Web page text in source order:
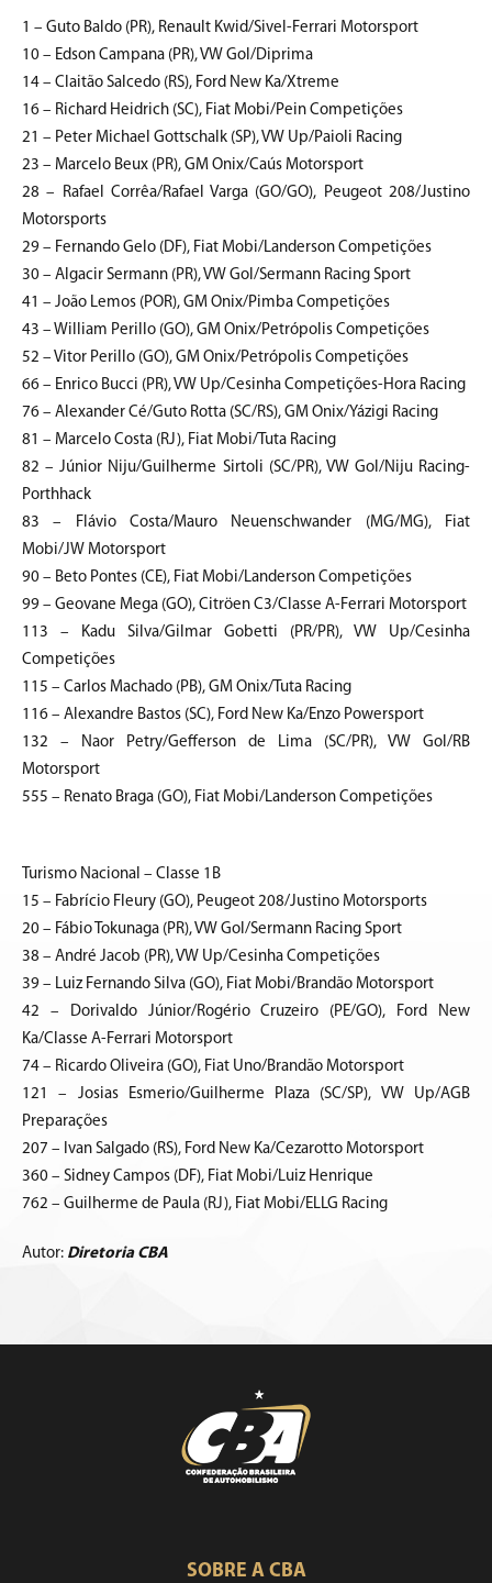
1 – Guto Baldo (PR), Renault Kwid/Sivel-Ferrari Motorsport
10 – Edson Campana (PR), VW Gol/Diprima
14 – Claitão Salcedo (RS), Ford New Ka/Xtreme
16 – Richard Heidrich (SC), Fiat Mobi/Pein Competições
21 – Peter Michael Gottschalk (SP), VW Up/Paioli Racing
23 – Marcelo Beux (PR), GM Onix/Caús Motorsport
28 – Rafael Corrêa/Rafael Varga (GO/GO), Peugeot 208/Justino
Motorsports
29 – Fernando Gelo (DF), Fiat Mobi/Landerson Competições
30 – Algacir Sermann (PR), VW Gol/Sermann Racing Sport
41 – João Lemos (POR), GM Onix/Pimba Competições
43 – William Perillo (GO), GM Onix/Petrópolis Competições
52 – Vitor Perillo (GO), GM Onix/Petrópolis Competições
66 – Enrico Bucci (PR), VW Up/Cesinha Competições-Hora Racing
76 – Alexander Cé/Guto Rotta (SC/RS), GM Onix/Yázigi Racing
81 – Marcelo Costa (RJ), Fiat Mobi/Tuta Racing
82 – Júnior Niju/Guilherme Sirtoli (SC/PR), VW Gol/Niju Racing-
Porthhack
83 – Flávio Costa/Mauro Neuenschwander (MG/MG), Fiat
Mobi/JW Motorsport
90 – Beto Pontes (CE), Fiat Mobi/Landerson Competições
99 – Geovane Mega (GO), Citröen C3/Classe A-Ferrari Motorsport
113 – Kadu Silva/Gilmar Gobetti (PR/PR), VW Up/Cesinha
Competições
115 – Carlos Machado (PB), GM Onix/Tuta Racing
116 – Alexandre Bastos (SC), Ford New Ka/Enzo Powersport
132 – Naor Petry/Gefferson de Lima (SC/PR), VW Gol/RB
Motorsport
555 – Renato Braga (GO), Fiat Mobi/Landerson Competições
Turismo Nacional – Classe 1B
15 – Fabrício Fleury (GO), Peugeot 208/Justino Motorsports
20 – Fábio Tokunaga (PR), VW Gol/Sermann Racing Sport
38 – André Jacob (PR), VW Up/Cesinha Competições
39 – Luiz Fernando Silva (GO), Fiat Mobi/Brandão Motorsport
42 – Dorivaldo Júnior/Rogério Cruzeiro (PE/GO), Ford New
Ka/Classe A-Ferrari Motorsport
74 – Ricardo Oliveira (GO), Fiat Uno/Brandão Motorsport
121 – Josias Esmerio/Guilherme Plaza (SC/SP), VW Up/AGB
Preparações
207 – Ivan Salgado (RS), Ford New Ka/Cezarotto Motorsport
360 – Sidney Campos (DF), Fiat Mobi/Luiz Henrique
762 – Guilherme de Paula (RJ), Fiat Mobi/ELLG Racing
Autor: Diretoria CBA
SOBRE A CBA